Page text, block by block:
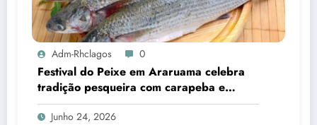
Adm-Rhclagos 0
Festival do Peixe em Araruama celebra
tradição pesqueira com carapeba e
tainha
Junho 24, 2026